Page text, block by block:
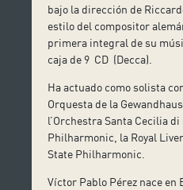
bajo la dirección de
estilo del compositor
primera integral de su
caja de 9 CD (Decca).
Ha actuado como solista
Orquesta de la
l’Orchestra Santa Cecilia di
Philharmonic, la Royal
State Philharmonic.
Víctor Pablo Pérez nace